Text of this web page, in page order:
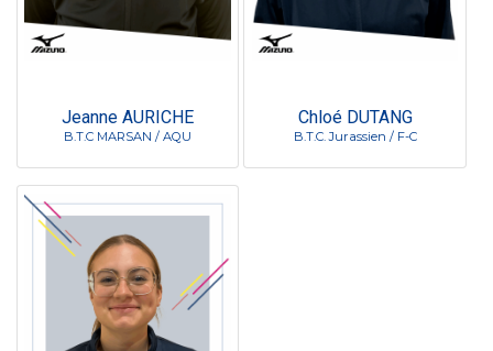
Jeanne AURICHE
B.T.C MARSAN / AQU
Chloé DUTANG
B.T.C. Jurassien / F-C